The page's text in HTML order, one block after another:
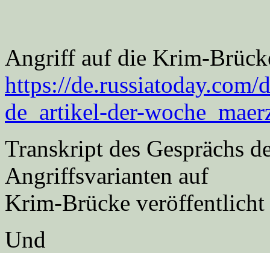
Angriff auf die Krim-
https://
de_artikel-der-
Transkript des Gesprächs
Angriffsvarianten auf
Krim-Brücke veröffentlicht
Und